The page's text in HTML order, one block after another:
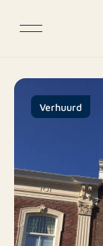
Verhuurd